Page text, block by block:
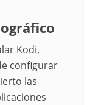
Kodi,
configurar
las